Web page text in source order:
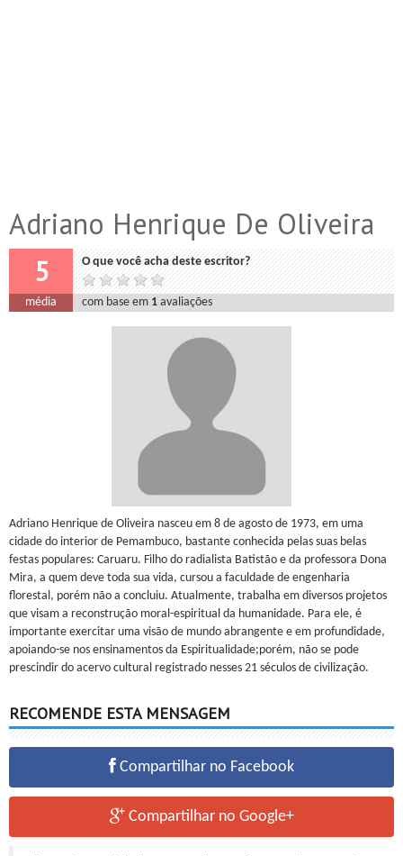
Adriano Henrique De Oliveira
5 O que você acha deste escritor?
média com base em 1 avaliações
Adriano Henrique de Oliveira nasceu em 8 de agosto de 1973, em uma
cidade do interior de Pemambuco, bastante conhecida pelas suas belas
festas populares: Caruaru. Filho do radialista Batistão e da professora Dona
Mira, a quem deve toda sua vida, cursou a faculdade de engenharia
florestal, porém não a concluiu. Atualmente, trabalha em diversos projetos
que visam a reconstrução moral-espiritual da humanidade. Para ele, é
importante exercitar uma visão de mundo abrangente e em profundidade,
apoiando-se nos ensinamentos da Espiritualidade;porém, não se pode
prescindir do acervo cultural registrado nesses 21 séculos de civilização.
RECOMENDE ESTA MENSAGEM
Compartilhar no Facebook
Compartilhar no Google+